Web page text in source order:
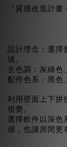
『質感改造計
設計理念：選擇
境。
主色調：灰綠色
配件色系：黑色
利用壁面上下拼
視覺。
選擇軟件以深色
感，也讓房間更